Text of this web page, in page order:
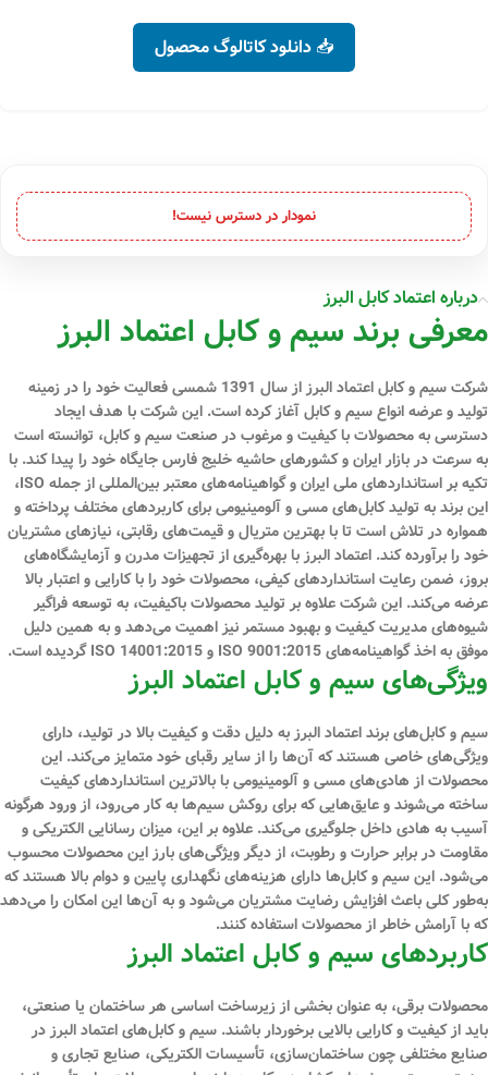
📥 دانلود کاتالوگ محصول
نمودار در دسترس نیست!
درباره اعتماد کابل البرز
معرفی برند سیم و کابل اعتماد البرز
شرکت سیم و کابل اعتماد البرز از سال 1391 شمسی فعالیت خود را در زمینه
تولید و عرضه انواع سیم و کابل آغاز کرده است. این شرکت با هدف ایجاد
دسترسی به محصولات با کیفیت و مرغوب در صنعت سیم و کابل، توانسته است
به سرعت در بازار ایران و کشورهای حاشیه خلیج فارس جایگاه خود را پیدا کند. با
تکیه بر استانداردهای ملی ایران و گواهینامه‌های معتبر بین‌المللی از جمله ISO،
این برند به تولید کابل‌های مسی و آلومینیومی برای کاربردهای مختلف پرداخته و
همواره در تلاش است تا با بهترین متریال و قیمت‌های رقابتی، نیازهای مشتریان
خود را برآورده کند. اعتماد البرز با بهره‌گیری از تجهیزات مدرن و آزمایشگاه‌های
بروز، ضمن رعایت استانداردهای کیفی، محصولات خود را با کارایی و اعتبار بالا
عرضه می‌کند. این شرکت علاوه بر تولید محصولات باکیفیت، به توسعه فراگیر
شیوه‌های مدیریت کیفیت و بهبود مستمر نیز اهمیت می‌دهد و به همین دلیل
موفق به اخذ گواهینامه‌های ISO 9001:2015 و ISO 14001:2015 گردیده است.
ویژگی‌های سیم و کابل اعتماد البرز
سیم و کابل‌های برند اعتماد البرز به دلیل دقت و کیفیت بالا در تولید، دارای
ویژگی‌های خاصی هستند که آن‌ها را از سایر رقبای خود متمایز می‌کند. این
محصولات از هادی‌های مسی و آلومینیومی با بالاترین استانداردهای کیفیت
ساخته می‌شوند و عایق‌هایی که برای روکش سیم‌ها به کار می‌رود، از ورود هرگونه
آسیب به هادی داخل جلوگیری می‌کند. علاوه بر این، میزان رسانایی الکتریکی و
مقاومت در برابر حرارت و رطوبت، از دیگر ویژگی‌های بارز این محصولات محسوب
می‌شود. این سیم و کابل‌ها دارای هزینه‌های نگهداری پایین و دوام بالا هستند که
به‌طور کلی باعث افزایش رضایت مشتریان می‌شود و به آن‌ها این امکان را می‌دهد
که با آرامش خاطر از محصولات استفاده کنند.
کاربردهای سیم و کابل اعتماد البرز
محصولات برقی، به عنوان بخشی از زیرساخت اساسی هر ساختمان یا صنعتی،
باید از کیفیت و کارایی بالایی برخوردار باشند. سیم و کابل‌های اعتماد البرز در
صنایع مختلفی چون ساختمان‌سازی، تأسیسات الکتریکی، صنایع تجاری و